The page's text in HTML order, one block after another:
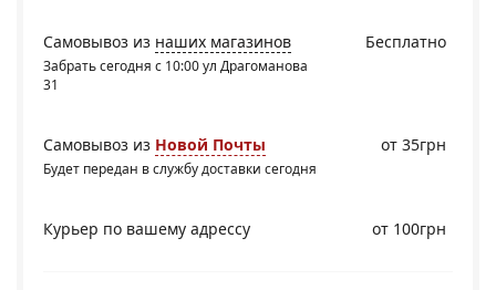
Бесплатно
Самовывоз из наших магазинов
Забрать сегодня с 10:00 ул Драгоманова
31
Самовывоз из Новой Почты
Будет передан в службу доставки сегодня
от 35грн
Курьер по вашему адрессу от 100грн